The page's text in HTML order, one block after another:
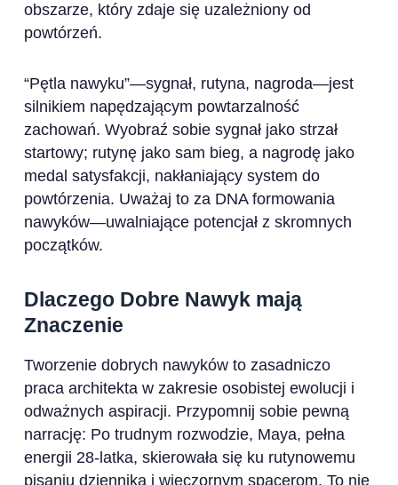
obszarze, który zdaje się uzależniony od
powtórzeń.
“Pętla nawyku”—sygnał, rutyna, nagroda—jest
silnikiem napędzającym powtarzalność
zachowań. Wyobraź sobie sygnał jako strzał
startowy; rutynę jako sam bieg, a nagrodę jako
medal satysfakcji, nakłaniający system do
powtórzenia. Uważaj to za DNA formowania
nawyków—uwalniające potencjał z skromnych
początków.
Dlaczego Dobre Nawyk mają
Znaczenie
Tworzenie dobrych nawyków to zasadniczo
praca architekta w zakresie osobistej ewolucji i
odważnych aspiracji. Przypomnij sobie pewną
narrację: Po trudnym rozwodzie, Maya, pełna
energii 28-latka, skierowała się ku rutynowemu
pisaniu dziennika i wieczornym spacerom. To nie